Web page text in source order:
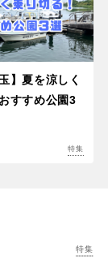
】夏を涼しく
すすめ公園3
特集
特集